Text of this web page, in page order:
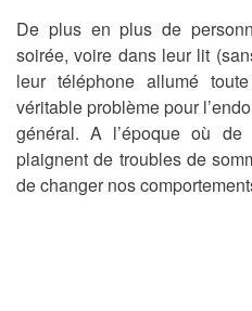
De plus en plus de
soirée, voire dans leur lit
leur téléphone allumé
véritable problème pour
général. A l’époque où de
plaignent de troubles de
de changer nos